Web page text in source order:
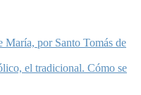
María, por Santo Tomás de
el tradicional. Cómo se